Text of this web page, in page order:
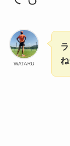
WATARU